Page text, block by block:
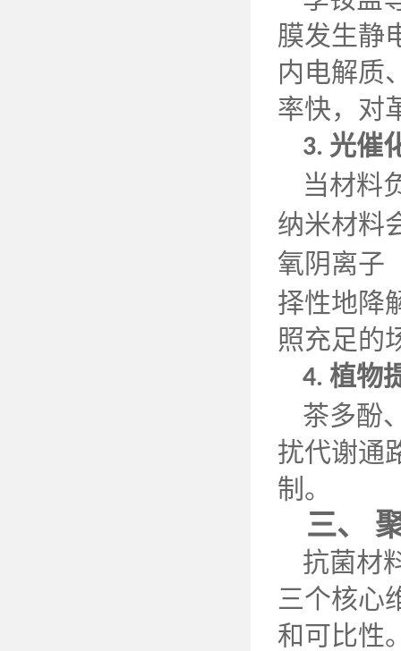
膜发生静
内电解质
率快，对
3. 光催
当材料
纳米材料
氧阴离子
择性地降
照充足的
4. 植物
茶多酚
扰代谢通
制。
三、
抗菌材
三个核心
和可比性